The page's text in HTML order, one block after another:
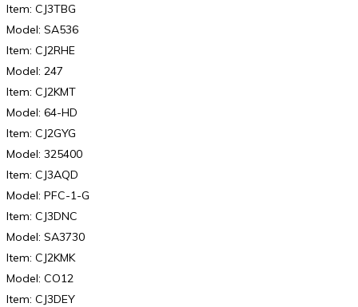
Item: CJ3TBG
Model: SA536
Item: CJ2RHE
Model: 247
Item: CJ2KMT
Model: 64-HD
Item: CJ2GYG
Model: 325400
Item: CJ3AQD
Model: PFC-1-G
Item: CJ3DNC
Model: SA3730
Item: CJ2KMK
Model: CO12
Item: CJ3DEY